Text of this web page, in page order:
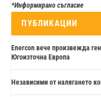
*Информирано съгласие
ПУБЛИКАЦИИ
Enercon вече произвежда
Югоизточна Европа
Независими от налягането